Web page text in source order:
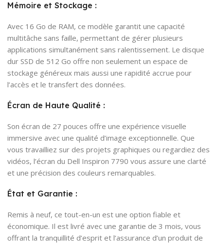
Mémoire et Stockage :
Avec 16 Go de RAM, ce modèle garantit une capacité
multitâche sans faille, permettant de gérer plusieurs
applications simultanément sans ralentissement. Le disque
dur SSD de 512 Go offre non seulement un espace de
stockage généreux mais aussi une rapidité accrue pour
l’accès et le transfert des données.
Écran de Haute Qualité :
Son écran de 27 pouces offre une expérience visuelle
immersive avec une qualité d’image exceptionnelle. Que
vous travailliez sur des projets graphiques ou regardiez des
vidéos, l’écran du Dell Inspiron 7790 vous assure une clarté
et une précision des couleurs remarquables.
État et Garantie :
Remis à neuf, ce tout-en-un est une option fiable et
économique. Il est livré avec une garantie de 3 mois, vous
offrant la tranquillité d’esprit et l’assurance d’un produit de